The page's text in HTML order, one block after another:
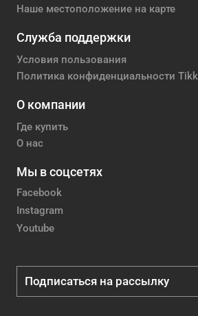
Наше местоположение на карте
Служба поддержки
Условия пользования
Политика конфиденциальности
О компании
Где купить
О нас
Мы в соцсетях
Facebook
Instagram
Youtube
Подписаться на рассылку